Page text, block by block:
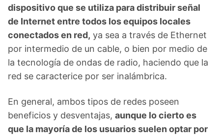
dispositivo que se utiliza para distribuir señal
de Internet entre todos los equipos locales
conectados en red, ya sea a través de Ethernet
por intermedio de un cable, o bien por medio de
la tecnología de ondas de radio, haciendo que la
red se caracterice por ser inalámbrica.
En general, ambos tipos de redes poseen
beneficios y desventajas, aunque lo cierto es
que la mayoría de los usuarios suelen optar por